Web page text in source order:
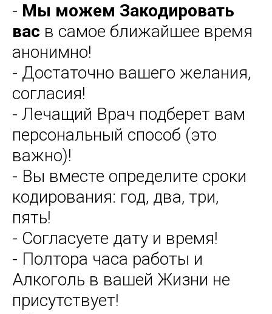
- Мы можем Закодировать
вас в самое ближайшее время
анонимно!
- Достаточно вашего желания,
согласия!
- Лечащий Врач подберет вам
персональный способ (это
важно)!
- Вы вместе определите сроки
кодирования: год, два, три,
пять!
- Согласуете дату и время!
- Полтора часа работы и
Алкоголь в вашей Жизни не
присутствует!